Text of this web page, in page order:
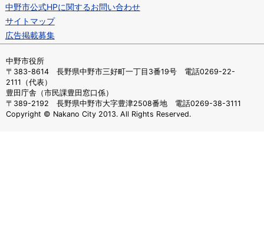
中野市公式HPに関するお問い合わせ
サイトマップ
広告掲載募集
中野市役所
〒383-8614 長野県中野市三好町一丁目3番19号 電話0269-22-
2111（代表）
豊田庁舎（市民課豊田窓口係）
〒389-2192 長野県中野市大字豊津2508番地 電話0269-38-3111
Copyright © Nakano City 2013. All Rights Reserved.